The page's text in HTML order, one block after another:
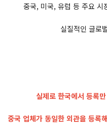
중국, 미국, 유럽 등 주요 시
실질적인 글로
실제로 한국에서 등록
중국 업체가 동일한 외관을 등록